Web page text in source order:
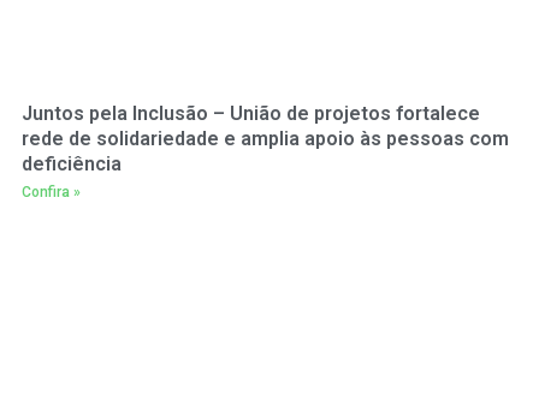
Juntos pela Inclusão – União de projetos fortalece
rede de solidariedade e amplia apoio às pessoas com
deficiência
Confira »